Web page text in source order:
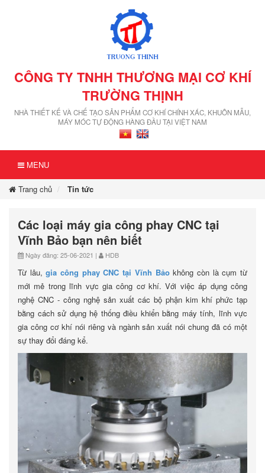
CÔNG TY TNHH THƯƠNG MẠI CƠ KHÍ
TRƯỜNG THỊNH
NHÀ THIẾT KẾ VÀ CHẾ TẠO SẢN PHẨM CƠ KHÍ CHÍNH XÁC, KHUÔN MẪU,
MÁY MÓC TỰ ĐỘNG HÀNG ĐẦU TẠI VIỆT NAM
MENU
Trang chủ Tin tức
Các loại máy gia công phay CNC tại
Vĩnh Bảo bạn nên biết
Ngày đăng: 25-06-2021 | HDB
Từ lâu,gia công phay CNC tại Vĩnh Bảokhông còn là cụm từ
mới mẻ trong lĩnh vực gia công cơ khí. Với việc áp dụng công
nghệ CNC - công nghệ sản xuất các bộ phận kim khí phức tạp
bằng cách sử dụng hệ thống điều khiển bằng máy tính, lĩnh vực
gia công cơ khí nói riêng và ngành sản xuất nói chung đã có một
sự thay đổi đáng kể.